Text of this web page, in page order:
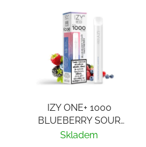
IZY ONE+ 1000
BLUEBERRY SOUR
RASBERRY 18MG
Skladem